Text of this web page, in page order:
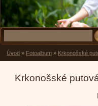
Úvod » Fotoalbum » Krkonošské
Krkonošské